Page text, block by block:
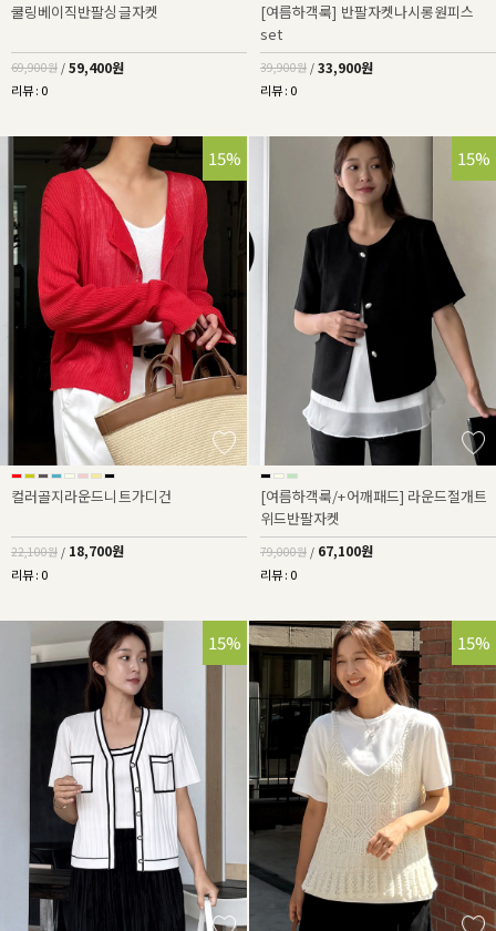
쿨링베이직반팔싱글자켓
69,900원 / 59,400원
리뷰 : 0
[여름하객룩] 반팔자켓나시롱원피스
set
39,900원 / 33,900원
리뷰 : 0
15%
컬러골지라운드니트가디건
22,100원 / 18,700원
리뷰 : 0
15%
[여름하객룩/+어깨패드] 라운드절개트
위드반팔자켓
79,000원 / 67,100원
리뷰 : 0
15% 15%